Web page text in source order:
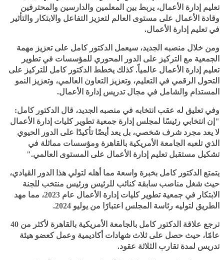
تعليم إدارة الأعمال، يربط بين المعلمين والدارسين والمحترفين
وقادة الأعمال على مستوى العالم لتعزيز التفاعل والابتكار والتأثير
في تعليم إدارة الأعمال.
ومن خلال منصبه الجديد، سيعمل الدكتور كامل على تعزيز مهمة
الجمعية مع التركيز على الدور المحوري للمؤسسات في تطوير
تعليم إدارة الأعمال عالمياً. كذلك يخطط الدكتور كامل للتركيز على
التحول الرقمي في التعليم، وتعزيز التعاون العالمي، وتعزيز النمو
المستدام والشامل في مجال تدريس إدارة الأعمال.
وفي تعليق له عقب انتخابه في منصبه الجديد، قال الدكتور كامل:
"إن انتخابي رئيسًا لمجلس إدارة جمعية تطوير كليات إدارة الأعمال
لا يعد مجرد شرف شخصي، بل يعد أيضًا تأكيدًا على الدور الحيوي
الذي تلعبه الجامعة الأمريكية بالقاهرة ومؤسسات مماثلة في
تشكيل مستقبل تعليم إدارة الأعمال على المستوى العالمي."
يتمتع الدكتور كامل بخبرة واسعة مما أهله لتولي هذا الدور القيادي،
حيث شغل مناصب سابقة كنائب للرئيس ورئيس منتخب للجنة
الابتكار في جمعية تطوير كليات إدارة الأعمال عام 2023، مما مهد
الطريق لتوليه رئاسة المجلس اعتبارًا من يوليو 2024.
ترجع علاقة الدكتور كامل بالجامعة الأمريكية بالقاهرة لأكثر من 40
عامًا، حيث حصل على ثلاث شهادات أكاديمية وعمل كعضو هيئة
تدريس لمدة تقارب الثلاثة عقود.